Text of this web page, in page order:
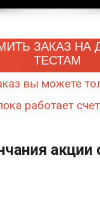
ЗАКАЗ НА
ТЕСТАМ
вы можете
работает
акции